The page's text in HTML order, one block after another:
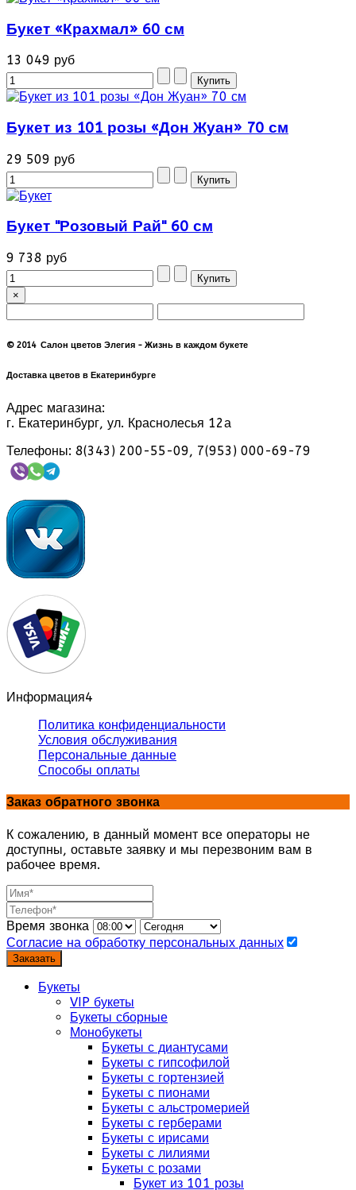
Букет «Крахмал» 60 см
13 049 руб
Букет из 101 розы «Дон Жуан» 70 см
29 509 руб
Букет "Розовый Рай" 60 см
9 738 руб
×
© 2014 Салон цветов Элегия - Жизнь в каждом букете
Доставка цветов в Екатеринбурге
Адрес магазина:
г. Екатеринбург, ул. Краснолесья 12а
Телефоны: 8(343) 200-55-09, 7(953) 000-69-79
Информация4
Политика конфиденциальности
Условия обслуживания
Персональные данные
Способы оплаты
Заказ обратного звонка
К сожалению, в данный момент все операторы не
доступны, оставьте заявку и мы перезвоним вам в
рабочее время.
Время звонка
Согласие на обработку персональных данных
Заказать
Букеты
VIP букеты
Букеты сборные
Монобукеты
Букеты с диантусами
Букеты с гипсофилой
Букеты с гортензией
Букеты с пионами
Букеты с альстромерией
Букеты с герберами
Букеты с ирисами
Букеты с лилиями
Букеты с розами
Букет из 101 розы